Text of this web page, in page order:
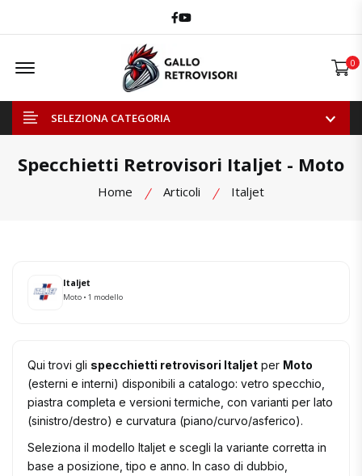
Facebook
Youtube
Offcanvas Menu Open 0
SELEZIONA CATEGORIA
Specchietti Retrovisori Italjet - Moto
Home Articoli Italjet
Italjet
Moto • 1 modello
Qui trovi gli specchietti retrovisori Italjet per Moto
(esterni e interni) disponibili a catalogo: vetro specchio,
piastra completa e versioni termiche, con varianti per lato
(sinistro/destro) e curvatura (piano/curvo/asferico).
Seleziona il modello Italjet e scegli la variante corretta in
base a posizione, tipo e anno. In caso di dubbio,